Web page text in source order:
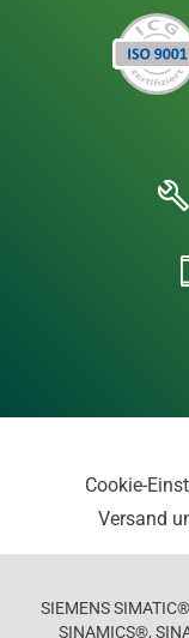
Cookie-
Versand
SIEMENS
SINAMICS®,